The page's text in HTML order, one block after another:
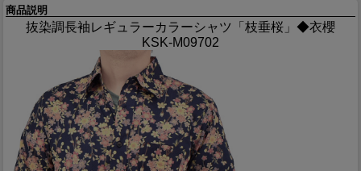
商品説明
抜染調長袖レギュラーカラーシャツ「枝垂桜」◆衣櫻
KSK-M09702